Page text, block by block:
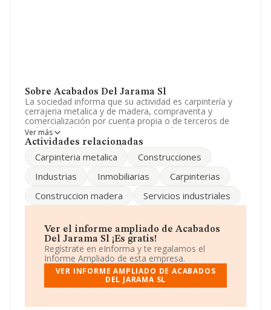
Sobre Acabados Del Jarama Sl
La sociedad informa que su actividad es carpintería y
cerrajeria metalica y de madera, compraventa y
comercialización por cuenta propia o de terceros de
toda clase de elementos de carpintería y cerrajeria,
compraventa y construcción de inmuebles. La empresa
'Fabricación de carpintería metálica'. La empresa no
disponibles en INFORMA, ese número ha estado por
encima de la media de sector.
Su email es frecar@grupofrecar.es
La compañíaAcabados del Jarama S.L, NIF
B79860573, se encuentra en Calle Rio Tajo núm. 14 Bj,
(28977), Casarrubuelos, Madrid.
En relación con el sector y disponiendo de los datos de
nacional alcanza los 7.401 millones de euros y la media
Ver más
Actividades relacionadas
Carpinteria metalica
Construcciones
Industrias
Inmobiliarias
Carpinterias
Construccion madera
Servicios industriales
Ver el informe ampliado de Acabados
Del Jarama Sl ¡Es gratis!
Regístrate en eInforma y te regalamos el
Informe Ampliado de esta empresa.
VER INFORME AMPLIADO DE ACABADOS
DEL JARAMA SL